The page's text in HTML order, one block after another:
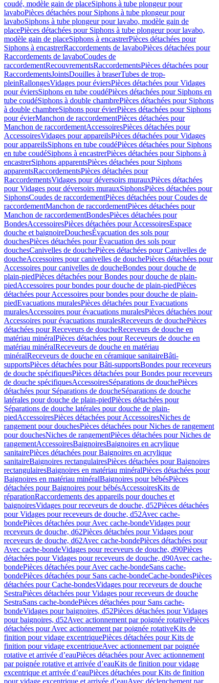
coudé, modèle gain de placeSiphons à tube plongeur pour
lavaboPièces détachées pour Siphons à tube plongeur pour
lavaboSiphons à tube plongeur pour lavabo, modèle gain de
placePièces détachées pour Siphons à tube plongeur pour lavabo,
modèle gain de placeSiphons à encastrerPièces détachées pour
Siphons à encastrerRaccordements de lavaboPièces détachées pour
Raccordements de lavaboCoudes de
raccordementRecouvrementsRaccordementsPièces détachées pour
RaccordementsJointsDouilles à braserTubes de trop-
pleinRallongesVidages pour éviersPièces détachées pour Vidages
pour éviersSiphons en tube coudéPièces détachées pour Siphons en
tube coudéSiphons à double chambrePièces détachées pour Siphons
à double chambreSiphons pour évierPièces détachées pour Siphons
pour évierManchon de raccordementPièces détachées pour
Manchon de raccordementAccessoiresPièces détachées pour
AccessoiresVidages pour appareilsPièces détachées pour Vidages
pour appareilsSiphons en tube coudéPièces détachées pour Siphons
en tube coudéSiphons à encastrerPièces détachées pour Siphons à
encastrerSiphons apparentsPièces détachées pour Siphons
apparentsRaccordementsPièces détachées pour
RaccordementsVidages pour déversoirs murauxPièces détachées
pour Vidages pour déversoirs murauxSiphonsPièces détachées pour
SiphonsCoudes de raccordementPièces détachées pour Coudes de
raccordementManchon de raccordementPièces détachées pour
Manchon de raccordementBondesPièces détachées pour
BondesAccessoiresPièces détachées pour AccessoiresEspace
douche et baignoireDouchesÉvacuation des sols pour
douchesPièces détachées pour Évacuation des sols pour
douchesCanivelles de douchePièces détachées pour Canivelles de
doucheAccessoires pour canivelles de douchePièces détachées pour
Accessoires pour canivelles de doucheBondes pour douche de
plain-piedPièces détachées pour Bondes pour douche de plain-
piedAccessoires pour bondes pour douche de plain-piedPièces
détachées pour Accessoires pour bondes pour douche de plain-
piedEvacuations muralesPièces détachées pour Evacuations
muralesAccessoires pour évacuations muralesPièces détachées pour
Accessoires pour évacuations muralesReceveurs de douchePièces
détachées pour Receveurs de doucheReceveurs de douche en
matériau minéralPièces détachées pour Receveurs de douche en
matériau minéralReceveurs de douche en matériau
minéralReceveurs de douche en céramique sanitaireBâti-
supportsPièces détachées pour Bâti-supportsBondes pour receveurs
de douche spécifiquesPièces détachées pour Bondes pour receveurs
de douche spécifiquesAccessoiresSéparations de douchePièces
détachées pour Séparations de doucheSéparations de douche
latérales pour douche de plain-piedPièces détachées pour
Séparations de douche latérales pour douche de plain-
piedAccessoiresPièces détachées pour AccessoiresNiches de
rangement pour douchesPièces détachées pour Niches de rangement
pour douchesNiches de rangementPièces détachées pour Niches de
rangementAccessoiresBaignoiresBaignoires en acrylique
sanitairePièces détachées pour Baignoires en acrylique
sanitaireBaignoires rectangulairesPièces détachées pour Baignoires
rectangulairesBaignoires en matériau minéralPièces détachées pour
Baignoires en matériau minéralBaignoires pour bébésPièces
détachées pour Baignoires pour bébésAccessoiresKits de
réparationRaccordements des appareils pour douches et
baignoiresVidages pour receveurs de douche, d52Pièces détachées
pour Vidages pour receveurs de douche, d52Avec cache-
bondePièces détachées pour Avec cache-bondeVidages pour
receveurs de douche, d62Pièces détachées pour Vidages pour
receveurs de douche, d62Avec cache-bondePièces détachées pour
Avec cache-bondeVidages pour receveurs de douche, d90Pièces
détachées pour Vidages pour receveurs de douche, d90Avec cache-
bondePièces détachées pour Avec cache-bondeSans cache-
bondePièces détachées pour Sans cache-bondeCache-bondesPièces
détachées pour Cache-bondesVidages pour receveurs de douche
SestraPièces détachées pour Vidages pour receveurs de douche
SestraSans cache-bondePièces détachées pour Sans cache-
bondeVidages pour baignoires, d52Pièces détachées pour Vidages
pour baignoires, d52Avec actionnement par poignée rotativePièces
détachées pour Avec actionnement par poignée rotativeKits de
finition pour vidage excentriquePièces détachées pour Kits de
finition pour vidage excentriqueAvec actionnement par poignée
rotative et arrivée d’eauPièces détachées pour Avec actionnement
par poignée rotative et arrivée d’eauKits de finition pour vidage
excentrique et arrivée d’eauPièces détachées pour Kits de finition
pour vidage excentrique et arrivée d’eauAvec déclenchement par